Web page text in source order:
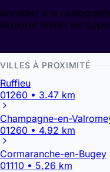
Accédez à la
explorer toutes les
VILLES À PROXIMITÉ
Ruffieu
01260 • 3.47 km
Champagne-en-
01260 • 4.92 km
Cormaranche-en-Bugey
01110 • 5.26 km